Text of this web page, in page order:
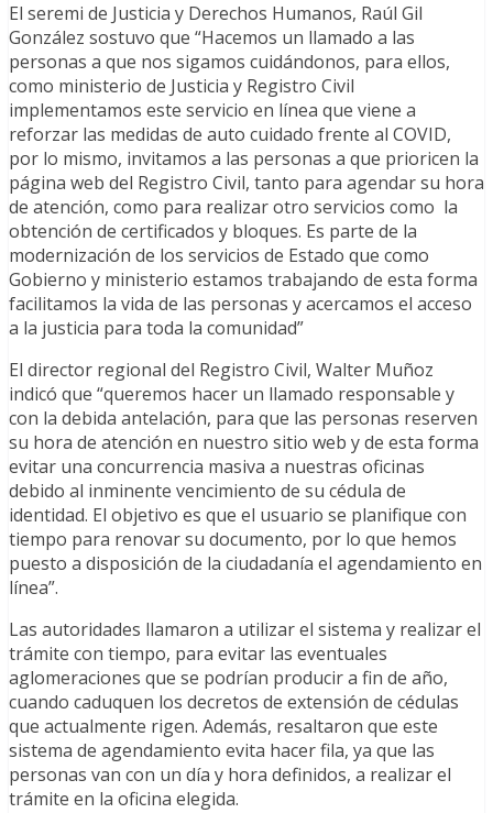
El seremi de Justicia y Derechos Humanos, Raúl Gil
González sostuvo que “Hacemos un llamado a las
personas a que nos sigamos cuidándonos, para ellos,
como ministerio de Justicia y Registro Civil
implementamos este servicio en línea que viene a
reforzar las medidas de auto cuidado frente al COVID,
por lo mismo, invitamos a las personas a que prioricen la
página web del Registro Civil, tanto para agendar su hora
de atención, como para realizar otro servicios como la
obtención de certificados y bloques. Es parte de la
modernización de los servicios de Estado que como
Gobierno y ministerio estamos trabajando de esta forma
facilitamos la vida de las personas y acercamos el acceso
a la justicia para toda la comunidad”
El director regional del Registro Civil, Walter Muñoz
indicó que “queremos hacer un llamado responsable y
con la debida antelación, para que las personas reserven
su hora de atención en nuestro sitio web y de esta forma
evitar una concurrencia masiva a nuestras oficinas
debido al inminente vencimiento de su cédula de
identidad. El objetivo es que el usuario se planifique con
tiempo para renovar su documento, por lo que hemos
puesto a disposición de la ciudadanía el agendamiento en
línea”.
Las autoridades llamaron a utilizar el sistema y realizar el
trámite con tiempo, para evitar las eventuales
aglomeraciones que se podrían producir a fin de año,
cuando caduquen los decretos de extensión de cédulas
que actualmente rigen. Además, resaltaron que este
sistema de agendamiento evita hacer fila, ya que las
personas van con un día y hora definidos, a realizar el
trámite en la oficina elegida.